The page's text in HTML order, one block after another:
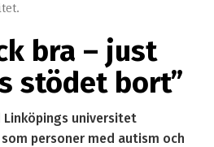
bra – just
stödet bort”
Linköpings universitet
personer med autism och